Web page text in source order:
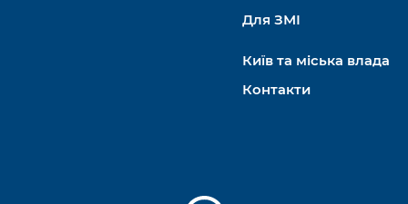
Для ЗМІ
Київ та міська влада
Контакти